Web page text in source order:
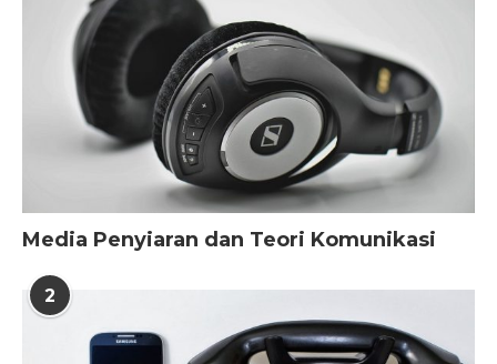
Media Penyiaran dan Teori Komunikasi
2